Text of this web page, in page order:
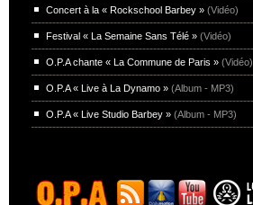
Concert à la « Rockschool Barbey » (Vidéo)
Festival « La Semaine Sans Télé » (Vidéo)
O.P.A chante « La Commune de Paris » (Vidéo)
O.P.A « Live à La Dynamo » (Album - MP3)
O.P.A « Live Studio Barbey » (Album - MP3)